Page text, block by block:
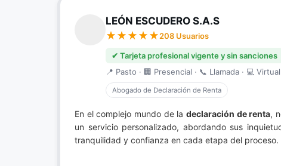
LEÓN ESCUDERO S.A.S
208 Usuarios
✔ Tarjeta profesional vigente y sin sanciones
📍 Pasto · 🏢 Presencial · 📞 Llamada · 💻 Virtual
Abogado de Declaración de Renta
En el complejo mundo de la declaración de renta,
un servicio personalizado, abordando sus
tranquilidad y confianza en cada etapa del